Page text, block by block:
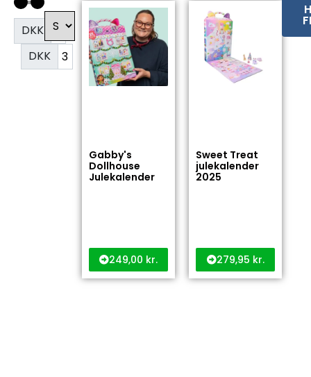
DKK
DKK
Gabby's
Dollhouse
Julekalender
249,00 kr.
Sweet Treat
julekalender
2025
279,95 kr.